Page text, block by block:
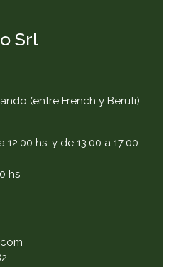
Srl
(entre French y Beruti)
hs. y de 13:00 a 17:00
hs